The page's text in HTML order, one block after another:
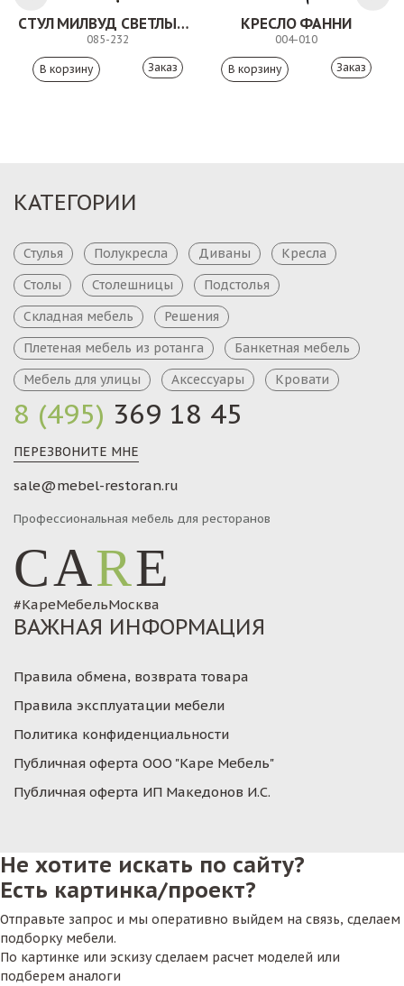
СТУЛ МИЛВУД СВЕТЛЫЙ ШЕЛК
085-232
Заказ
КРЕСЛО ФАННИ
004-010
Заказ
8 (495) 369 18 45
ПЕРЕЗВОНИТЕ МНЕ
sale@mebel-restoran.ru
Профессиональная мебель для ресторанов
CARE
#КареМебельМосква
КАТЕГОРИИ
Стулья Полукресла Диваны
Кресла
Столы
Столешницы
Подстолья
Складная мебель
Решения
Плетеная мебель из ротанга
Банкетная мебель
Мебель для улицы
Аксессуары Кровати
ВАЖНАЯ ИНФОРМАЦИЯ
Правила обмена, возврата товара
Правила эксплуатации мебели
Политика конфиденциальности
Публичная оферта ООО "Каре Мебель"
Публичная оферта ИП Македонов И.С.
Не хотите искать по сайту?
Есть картинка/проект?
Отправьте запрос и мы оперативно выйдем на связь, сделаем
подборку мебели.
По картинке или эскизу сделаем расчет моделей или
подберем аналоги